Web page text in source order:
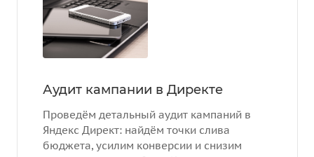
Аудит кампании в Директе
Проведём детальный аудит кампаний в
Яндекс Директ: найдём точки слива
бюджета, усилим конверсии и снизим